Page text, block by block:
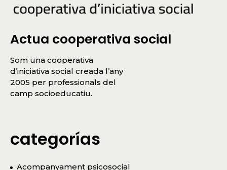
Actua cooperativa social
Som una cooperativa
d’iniciativa social creada l’any
2005 per professionals del
camp socioeducatiu.
categorías
Acompanyament psicosocial